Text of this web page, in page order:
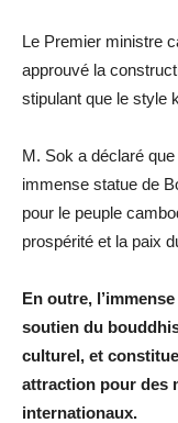
Le Premier ministre
approuvé la
stipulant que le style
M. Sok a déclaré
immense statue de
pour le peuple
prospérité et la paix
En outre,
soutien du
culturel, et
attraction pour des
internationaux.